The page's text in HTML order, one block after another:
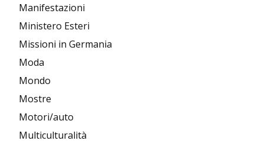
Manifestazioni
Ministero Esteri
Missioni in Germania
Moda
Mondo
Mostre
Motori/auto
Multiculturalità